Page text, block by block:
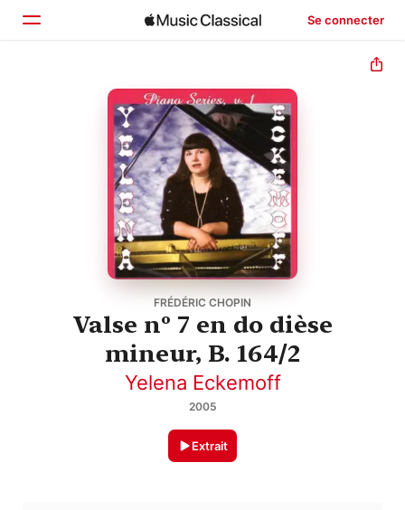
Se connecter
Accueil
Parcourir
Rechercher
FRÉDÉRIC CHOPIN
Valse nº 7 en do dièse
mineur, B. 164/2
Yelena Eckemoff
2005
Extrait